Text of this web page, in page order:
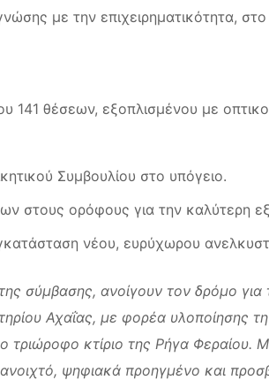
με την επιχειρηματικότητα,
141 θέσεων, εξοπλισμένου με
Συμβουλίου στο υπόγειο.
στους ορόφους για την καλύτερη
νέου, ευρύχωρου
σύμβασης, ανοίγουν τον δρόμο
Αχαΐας, με φορέα υλοποίησης
τριώροφο κτίριο της Ρήγα
ψηφιακά προηγμένο και